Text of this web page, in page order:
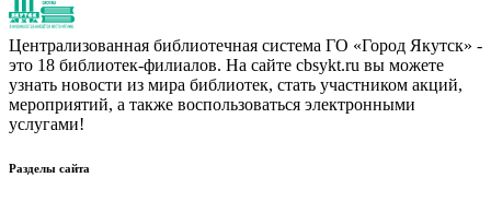
Централизованная библиотечная система ГО «Город Якутск» -
это 18 библиотек-филиалов. На сайте cbsykt.ru вы можете
узнать новости из мира библиотек, стать участником акций,
мероприятий, а также воспользоваться электронными
услугами!
Разделы сайта